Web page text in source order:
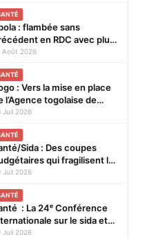
à Lomé
: flambée sans
en RDC avec plus
3.500 cas
Août 2026
: Vers la mise en place
l’Agence togolaise de
pharmaceutique
Juil 2026
Sida : Des coupes
qui fragilisent la
et menacent les
Juil 2026
: La 24ᵉ Conférence
sur le sida et
IST en Afrique se tiendra
Juil 2026